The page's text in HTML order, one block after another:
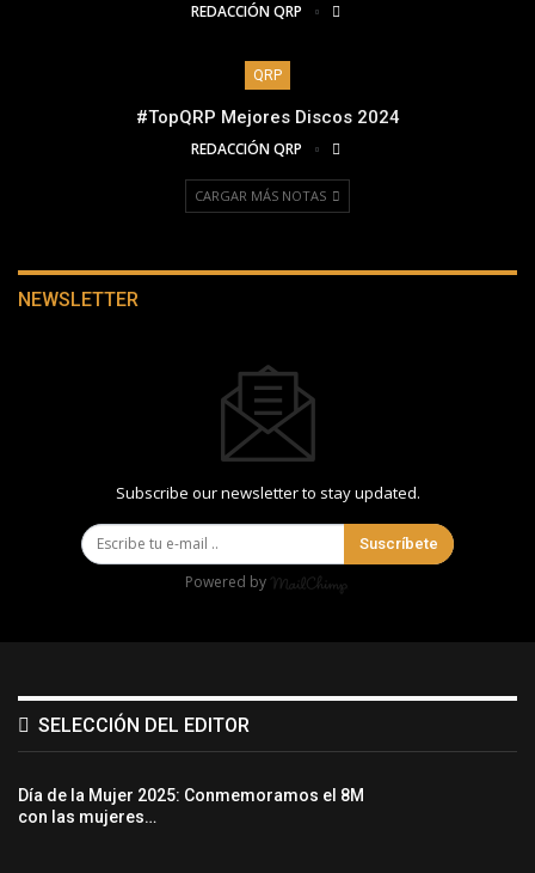
REDACCIÓN QRP
QRP
#TopQRP Mejores Discos 2024
REDACCIÓN QRP
CARGAR MÁS NOTAS
NEWSLETTER
Subscribe our newsletter to stay updated.
Suscríbete
Powered by
SELECCIÓN DEL EDITOR
Día de la Mujer 2025: Conmemoramos el 8M
con las mujeres…